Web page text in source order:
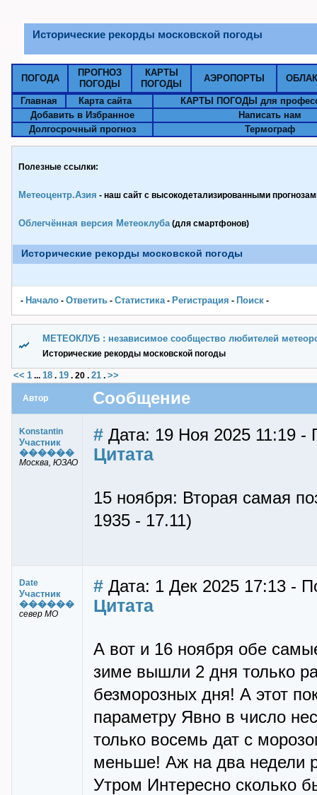
Исторические рекорды московской погоды
ПОГОДА
ПРОГНОЗ
ПОГОДЫ
КАРТЫ
ПОГОДЫ
АЭРОПОРТЫ
Главная Карта сайта
КАРТЫ ПОГОДЫ для
Добавить в Избранное
Написать нам
Долгосрочный прогноз
Термограф
Полезные ссылки:
Метеоцентр.Азия - наш сайт с высокодетализированными
Облегчённая версия Метеоклуба(для смартфонов)
Исторические рекорды московской погоды
- Начало - Ответить - Статистика- Pегистрация - Поиск -
МЕТЕОКЛУБ : независимое сообщество любителей
Исторические рекорды московской погоды
<< 1 ... 18 . 19 . 20 . 21 . >>
Автор Сообщение
Konstantin
Участник
������
Москва, ЮЗАО
# Дата: 19 Ноя 2025 11:19 -
Цитата
15 ноября: Вторая самая
1935 - 17.11)
Date
Участник
������
север МО
# Дата: 1 Дек 2025 17:13 -
Цитата
А вот и 16 ноября обе
зиме вышли 2 дня только
безморозных дня! А этот
параметру Явно в число
только восемь дат с
меньше! Аж на два недели
Утром Интересно сколько